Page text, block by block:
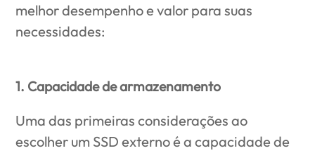
melhor desempenho e valor para suas
necessidades:
1. Capacidade de armazenamento
Uma das primeiras considerações ao
escolher um SSD externo é a capacidade de